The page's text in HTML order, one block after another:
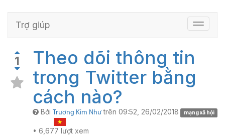
Điều
Trợ giúp
1
Theo dõi thông tin
trong Twitter bằng
cách nào?
mạng xã hội
Bởi Trương Kim Như trên 09:52, 26/02/2018
• 6,677 lượt xem